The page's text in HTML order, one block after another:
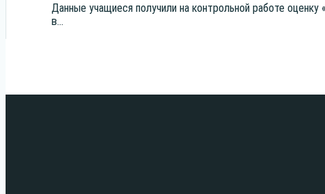
Дан­ные уча­щи­е­ся полу­чи­ли на кон­троль­ной рабо­те
в...